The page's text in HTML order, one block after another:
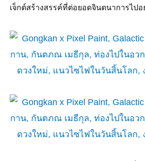
เจ็กต์สร้างสรรค์ที่ต่อยอดจินตนาการไปอ